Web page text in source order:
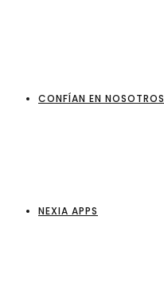
CONFÍAN EN NOSOTROS
NEXIA APPS